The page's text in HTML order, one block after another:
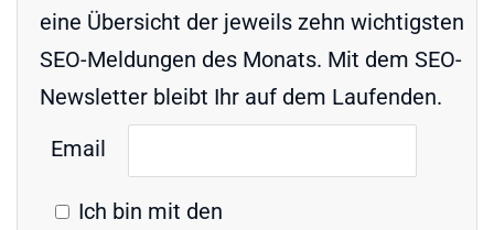
eine Übersicht der jeweils zehn wichtigsten
SEO-Meldungen des Monats. Mit dem SEO-
Newsletter bleibt Ihr auf dem Laufenden.
Email
Ich bin mit den